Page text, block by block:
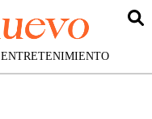
ENTRETENIMIENTO